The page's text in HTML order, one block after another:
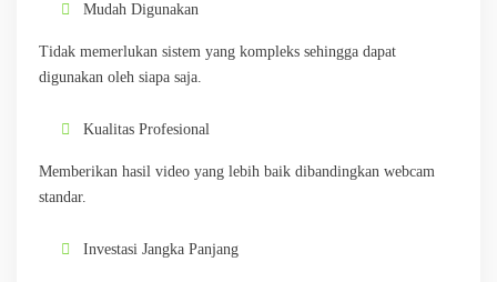
Mudah Digunakan
Tidak memerlukan sistem yang kompleks sehingga dapat
digunakan oleh siapa saja.
Kualitas Profesional
Memberikan hasil video yang lebih baik dibandingkan webcam
standar.
Investasi Jangka Panjang